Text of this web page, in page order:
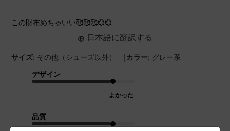
この財布めちゃいい🥰🥰🥰💞💞
サイズ: その他（シューズ以外） | カラー: グレー系
デザイン
よかった
品質
日本語に翻訳する